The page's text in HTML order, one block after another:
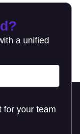
a unified
for your team